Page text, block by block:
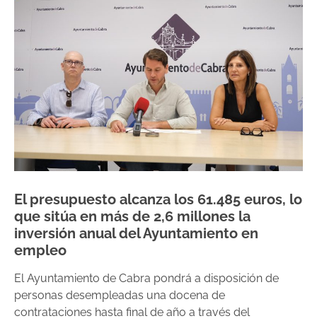
El presupuesto alcanza los 61.485 euros, lo
que sitúa en más de 2,6 millones la
inversión anual del Ayuntamiento en
empleo
El Ayuntamiento de Cabra pondrá a disposición de
personas desempleadas una docena de
contrataciones hasta final de año a través del